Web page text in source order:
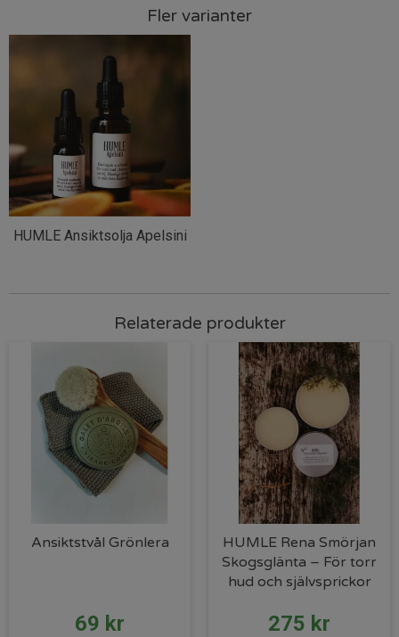
Fler varianter
HUMLE Ansiktsolja Apelsini
Relaterade produkter
Ansiktstvål Grönlera
69 kr
HUMLE Rena Smörjan
Skogsglänta – För torr
hud och självsprickor
275 kr